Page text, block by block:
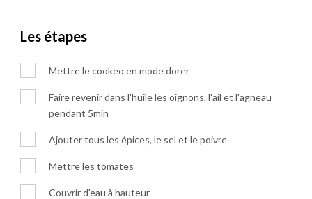
Les étapes
Mettre le cookeo en mode dorer
Faire revenir dans l'huile les oignons, l'ail et l'agneau
pendant 5min
Ajouter tous les épices, le sel et le poivre
Mettre les tomates
Couvrir d'eau à hauteur